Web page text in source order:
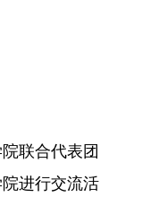
联合代表团
进行交流活